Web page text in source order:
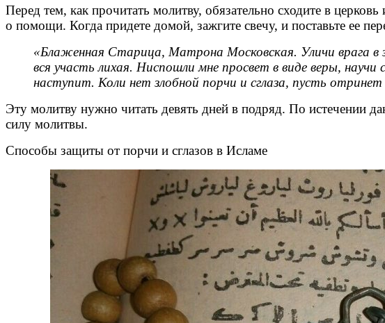
Перед тем, как прочитать молитву, обязательно сходите в
о помощи. Когда придете домой, зажгите свечу, и поставьте ее
«Блаженная Старица, Матрона Московская. Уличи врага в
вся участь лихая. Ниспошли мне просвет в виде веры,
наступит. Коли нет злобной порчи и сглаза, пусть
Эту молитву нужно читать девять дней в подряд. По истечении
силу молитвы.
Способы защиты от порчи и сглазов в Исламе